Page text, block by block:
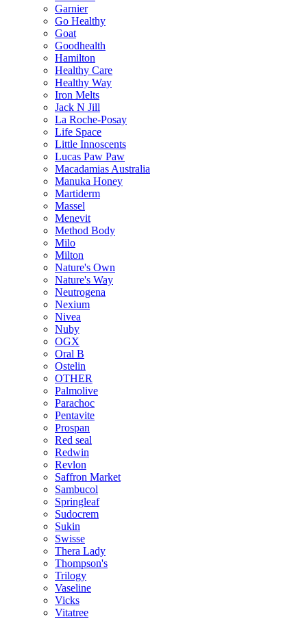
Garnier
Go Healthy
Goat
Goodhealth
Hamilton
Healthy Care
Healthy Way
Iron Melts
Jack N Jill
La Roche-Posay
Life Space
Little Innoscents
Lucas Paw Paw
Macadamias Australia
Manuka Honey
Martiderm
Massel
Menevit
Method Body
Milo
Milton
Nature's Own
Nature's Way
Neutrogena
Nexium
Nivea
Nuby
OGX
Oral B
Ostelin
OTHER
Palmolive
Parachoc
Pentavite
Prospan
Red seal
Redwin
Revlon
Saffron Market
Sambucol
Springleaf
Sudocrem
Sukin
Swisse
Thera Lady
Thompson's
Trilogy
Vaseline
Vicks
Vitatree